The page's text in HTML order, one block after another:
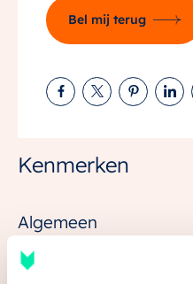
Tussenwoning Liesgras
– 17 Woningen
– Woonoppervlakte van
– Kaveloppervlakte van
– 2 Slaapkamers en
Bel mij terug
Kenmerken
Algemeen
Aangeboden sinds